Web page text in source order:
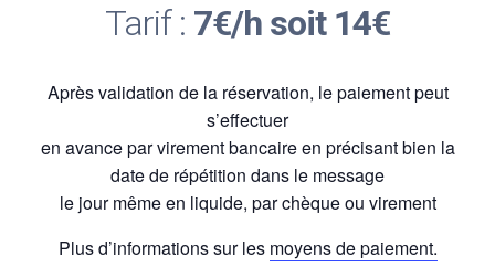
Tarif : 7€/h soit 14€
Après validation de la réservation, le paiement peut
s’effectuer
en avance par virement bancaire en précisant bien la
date de répétition dans le message
le jour même en liquide, par chèque ou virement
Plus d’informations sur les moyens de paiement.